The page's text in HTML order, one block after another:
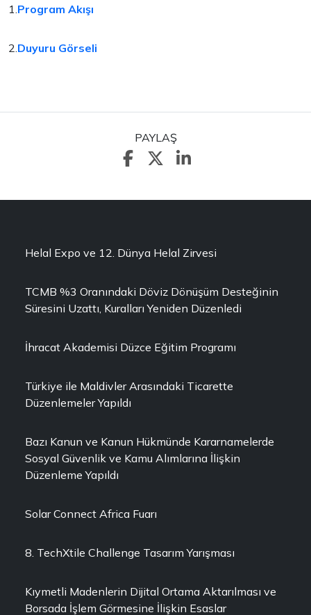
1.Program Akışı
2.Duyuru Görseli
PAYLAŞ
Helal Expo ve 12. Dünya Helal Zirvesi
TCMB %3 Oranındaki Döviz Dönüşüm Desteğinin
Süresini Uzattı, Kuralları Yeniden Düzenledi
İhracat Akademisi Düzce Eğitim Programı
Türkiye ile Maldivler Arasındaki Ticarette
Düzenlemeler Yapıldı
Bazı Kanun ve Kanun Hükmünde Kararnamelerde
Sosyal Güvenlik ve Kamu Alımlarına İlişkin
Düzenleme Yapıldı
Solar Connect Africa Fuarı
8. TechXtile Challenge Tasarım Yarışması
Kıymetli Madenlerin Dijital Ortama Aktarılması ve
Borsada İşlem Görmesine İlişkin Esaslar